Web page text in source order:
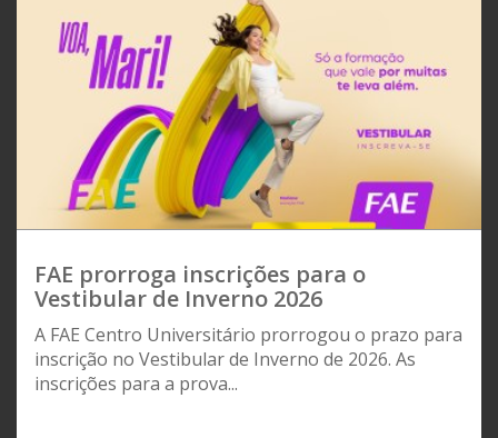
FAE prorroga inscrições para o
Vestibular de Inverno 2026
A FAE Centro Universitário prorrogou o prazo para
inscrição no Vestibular de Inverno de 2026. As
inscrições para a prova...